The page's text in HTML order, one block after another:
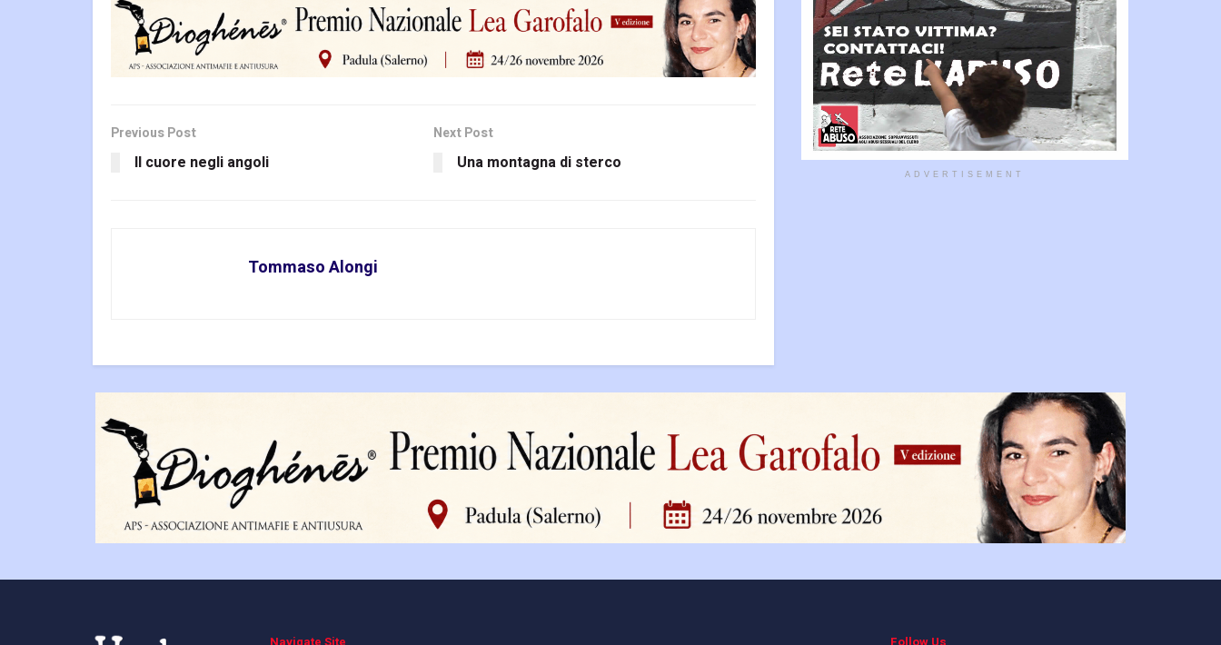
Previous Post
Il cuore negli angoli
Next Post
Una montagna di sterco
Tommaso Alongi
ADVERTISEMENT